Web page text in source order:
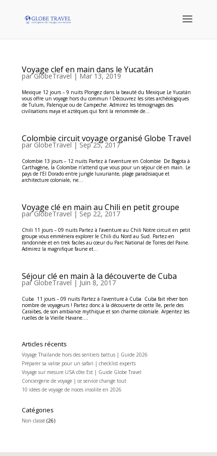
Voyage clef en main dans le Yucatán
parGlobeTravel | Mar 13, 2019
Mexique 12 jours – 9 nuits Plongez dans la beauté du Mexique Le Yucatán
vous offre un voyage hors du commun ! Découvrez les sites archéologiques
de Tulum, Palenque ou de Campeche. Admirez les témoignages des
civilisations maya et aztèques qui font la renommée de...
Colombie circuit voyage organisé Globe Travel
par GlobeTravel | Sep 25, 2017
Colombie 13 jours – 12 nuits Partez à l’aventure en Colombie De Bogota à
Carthagène, la Colombie n’attend que vous pour un séjour clé en main. Le
pays de l’El Dorado entre jungle luxuriante, plage paradisiaque et
architecture coloniale, ne...
Voyage clé en main au Chili en petit groupe
parGlobeTravel | Sep 22, 2017
Chili 11 jours – 09 nuits Partez à l’aventure au Chili Notre circuit en petit
groupe vous emmènera explorer le Chili du Nord au Sud. Partez-en
randonnée et en trek faciles au cœur du Parc National de Torres del Paine.
Admirez la magnifique faune et...
Séjour clé en main à la découverte de Cuba
par GlobeTravel | Juin 8, 2017
Cuba 11 jours – 09 nuits Partez à l’aventure à Cuba Cuba fait rêver bon
nombre de voyageurs ! Partez donc à la découverte de cette île, perle des
Caraïbes, de son ambiance mythique et son charme coloniale. Arpentez les
ruelles de la Vieille Havane....
Articles récents
Voyage Thaïlande hors des sentiers battus | Guide 2026
Préparer sa valise pour un safari | checklist experts
Voyage sur mesure USA côte Est | Guide Globe Travel
Conciergerie de voyage | ce service change tout
10 idées de voyage de noces insolite en 2026
Catégories
Non classé(26)